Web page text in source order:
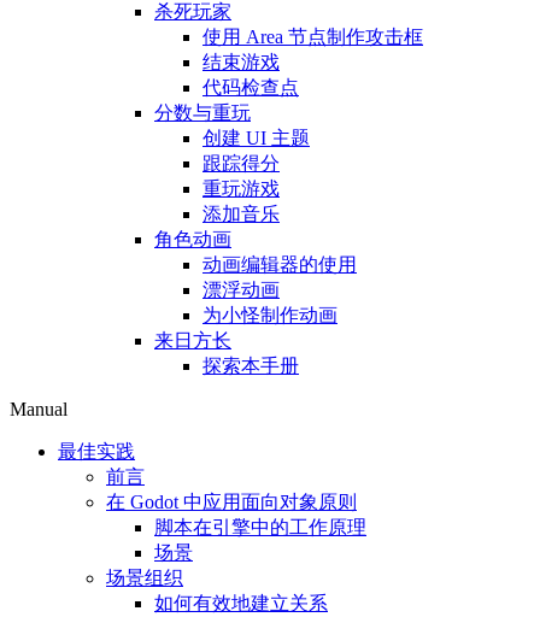
杀死玩家
使用 Area 节点制作攻击框
结束游戏
代码检查点
分数与重玩
创建 UI 主题
跟踪得分
重玩游戏
添加音乐
角色动画
动画编辑器的使用
漂浮动画
为小怪制作动画
来日方长
探索本手册
Manual
最佳实践
前言
在 Godot 中应用面向对象原则
脚本在引擎中的工作原理
场景
场景组织
如何有效地建立关系